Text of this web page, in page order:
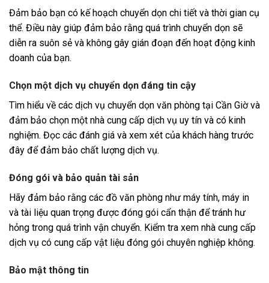
Đảm bảo bạn có kế hoạch chuyển dọn chi tiết và thời gian cụ
thể. Điều này giúp đảm bảo rằng quá trình chuyển dọn sẽ
diễn ra suôn sẻ và không gây gián đoạn đến hoạt động kinh
doanh của bạn.
Chọn một dịch vụ chuyển dọn đáng tin cậy
Tìm hiểu về các dịch vụ chuyển dọn văn phòng tại Cần Giờ và
đảm bảo chọn một nhà cung cấp dịch vụ uy tín và có kinh
nghiệm. Đọc các đánh giá và xem xét của khách hàng trước
đây để đảm bảo chất lượng dịch vụ.
Đóng gói và bảo quản tài sản
Hãy đảm bảo rằng các đồ văn phòng như máy tính, máy in
và tài liệu quan trọng được đóng gói cẩn thận để tránh hư
hỏng trong quá trình vận chuyển. Kiểm tra xem nhà cung cấp
dịch vụ có cung cấp vật liệu đóng gói chuyên nghiệp không.
Bảo mật thông tin